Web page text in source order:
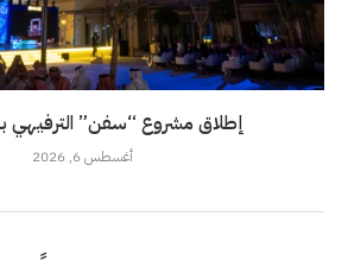
إطلاق مشروع “سفن” الترفيهي
أغسطس 6, 2026